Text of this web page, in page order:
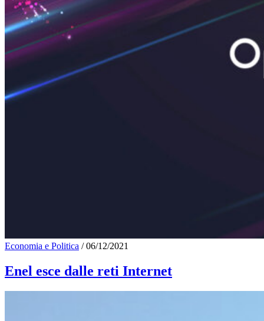
Economia e Politica / 06/12/2021
Enel esce dalle reti Internet